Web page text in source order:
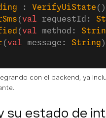
: VerifyUiState ()
( val requestId:
( val method:
( val message: String
con el backend, ya
su estado de